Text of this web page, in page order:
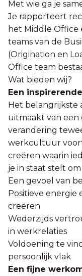
Met wie ga je
Je rapporteert
het Middle Office
teams van de
(Origination en
Office team
Wat bieden wij?
Een
Het belangrijkste
uitmaakt van een
verandering
werkcultuur
creëren waarin
je in staat stelt om
Een gevoel van
Positieve energie
creëren
Wederzijds
in werkrelaties
Voldoening te
persoonlijk vlak
Een fijne